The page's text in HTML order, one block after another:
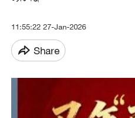
11:55:22 27-Jan-2026
Share